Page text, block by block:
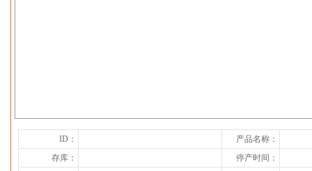
ID：
产品名称：
存库：
停产时间：